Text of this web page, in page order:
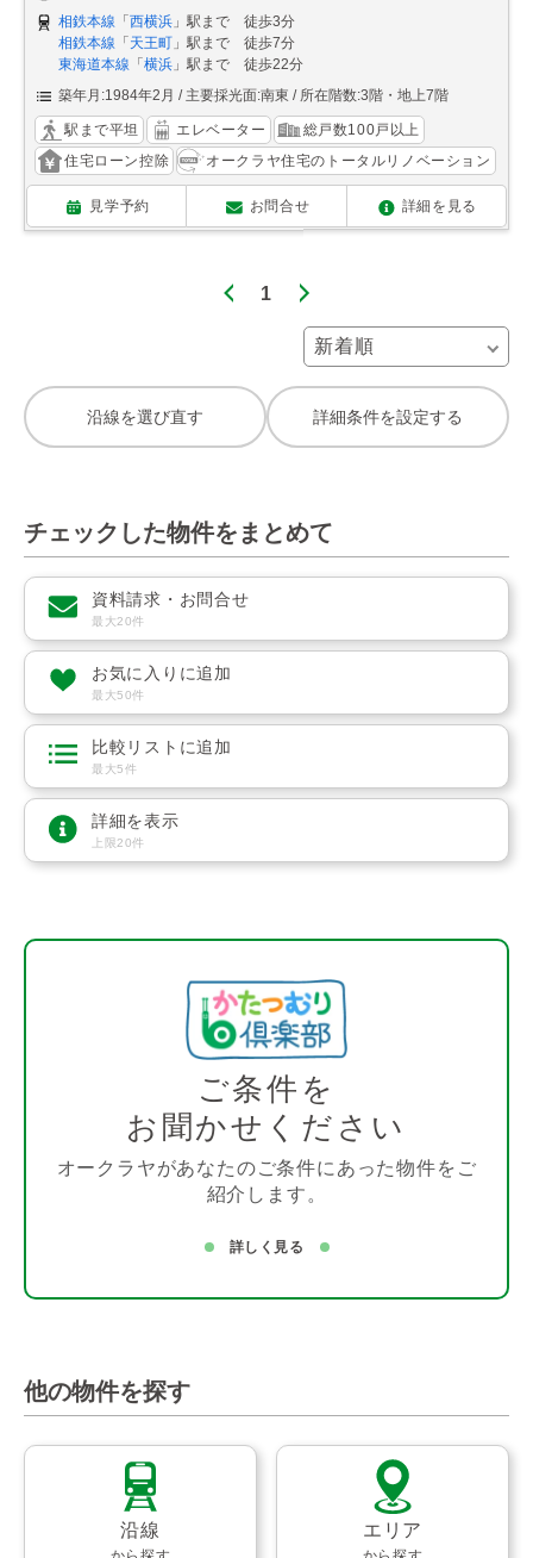
相鉄本線 「西横浜 」駅まで 徒歩3分
相鉄本線 「天王町 」駅まで 徒歩7分
東海道本線 「横浜 」駅まで 徒歩22分
築年月:1984年2月
主要採光面:南東 所在階数:3階・地上7階
駅まで平坦 エレベーター
総戸数100戸以上
住宅ローン控除
オークラヤ住宅のトータルリノベーション
見学予約 お問合せ 詳細を見る
1
沿線を選び直す 詳細条件を設定する
チェックした物件をまとめて
資料請求・お問合せ
最大20件
お気に入りに追加
最大50件
比較リストに追加
最大5件
詳細を表示
上限20件
ご条件を
お聞かせください
オークラヤがあなたのご条件にあった物件をご
紹介します。
詳しく見る
他の物件を探す
沿線 エリア